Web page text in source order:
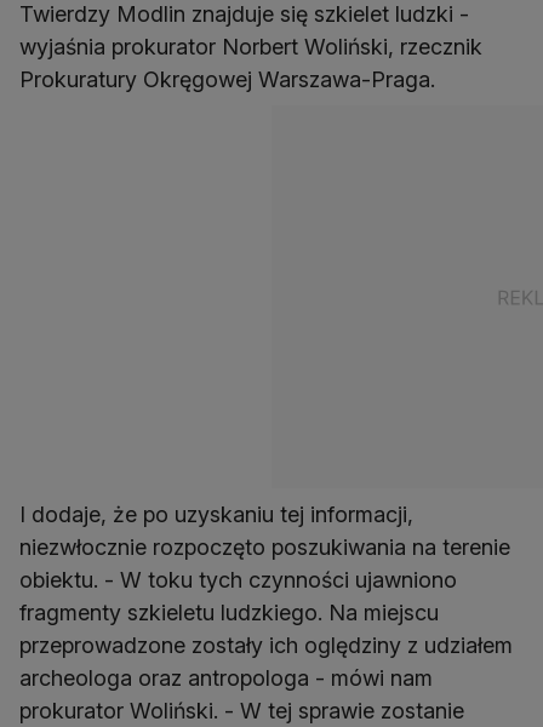
Twierdzy Modlin znajduje się szkielet ludzki -
wyjaśnia prokurator Norbert Woliński, rzecznik
Prokuratury Okręgowej Warszawa-Praga.
I dodaje, że po uzyskaniu tej informacji,
niezwłocznie rozpoczęto poszukiwania na terenie
obiektu. - W toku tych czynności ujawniono
fragmenty szkieletu ludzkiego. Na miejscu
przeprowadzone zostały ich oględziny z udziałem
archeologa oraz antropologa - mówi nam
prokurator Woliński. - W tej sprawie zostanie